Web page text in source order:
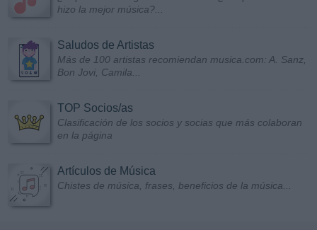
hizo la mejor música?...
Saludos de Artistas
Más de 100 artistas recomiendan musica.com: A. Sanz,
Bon Jovi, Camila...
TOP Socios/as
Clasificación de los socios y socias que más colaboran
en la página
Artículos de Música
Chistes de música, frases, beneficios de la música...